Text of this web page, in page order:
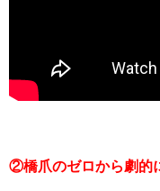
②橋爪のゼロから劇的